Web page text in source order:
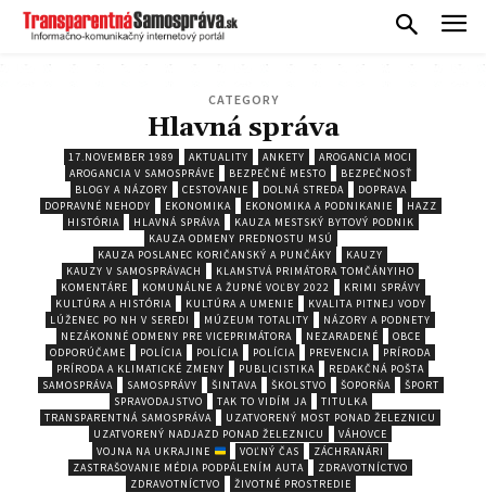
CATEGORY
Hlavná správa
17.NOVEMBER 1989 AKTUALITY ANKETY
AROGANCIA MOCI
AROGANCIA V SAMOSPRÁVE
BEZPEČNÉ MESTO
BEZPEČNOSŤ
BLOGY A NÁZORY
CESTOVANIE DOLNÁ STREDA
DOPRAVA
DOPRAVNÉ NEHODY
EKONOMIKA EKONOMIKA A PODNIKANIE
HAZZ
HISTÓRIA
HLAVNÁ SPRÁVA
KAUZA MESTSKÝ BYTOVÝ PODNIK
KAUZA ODMENY PREDNOSTU MSÚ
KAUZA POSLANEC KORIČANSKÝ A PUNČÁKY
KAUZY
KAUZY V SAMOSPRÁVACH
KLAMSTVÁ PRIMÁTORA TOMČÁNYIHO
KOMENTÁRE
KOMUNÁLNE A ŽUPNÉ VOĽBY 2022
KRIMI SPRÁVY
KULTÚRA A HISTÓRIA
KULTÚRA A UMENIE
KVALITA PITNEJ VODY
LÚŽENEC PO NH V SEREDI
MÚZEUM TOTALITY
NÁZORY A PODNETY
NEZÁKONNÉ ODMENY PRE VICEPRIMÁTORA
NEZARADENÉ
OBCE
ODPORÚČAME
POLÍCIA POLÍCIA POLÍCIA PREVENCIA
PRÍRODA
PRÍRODA A KLIMATICKÉ ZMENY
PUBLICISTIKA
REDAKČNÁ POŠTA
SAMOSPRÁVA
SAMOSPRÁVY ŠINTAVA ŠKOLSTVO ŠOPORŇA
ŠPORT
SPRAVODAJSTVO
TAK TO VIDÍM JA
TITULKA
TRANSPARENTNÁ SAMOSPRÁVA
UZATVORENÝ MOST PONAD ŽELEZNICU
UZATVORENÝ NADJAZD PONAD ŽELEZNICU
VÁHOVCE
VOJNA NA UKRAJINE
VOĽNÝ ČAS
ZÁCHRANÁRI
ZASTRAŠOVANIE MÉDIA PODPÁLENÍM AUTA
ZDRAVOTNÍCTVO
ZDRAVOTNÍCTVO
ŽIVOTNÉ PROSTREDIE